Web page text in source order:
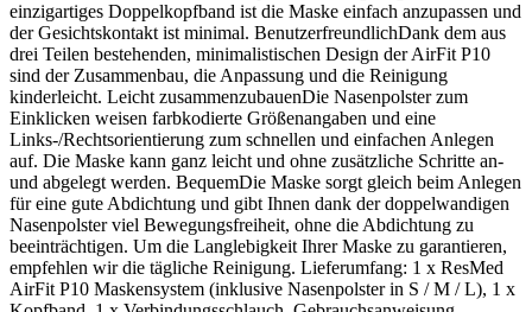
einzigartiges Doppelkopfband ist die Maske einfach anzupassen und
der Gesichtskontakt ist minimal. BenutzerfreundlichDank dem aus
drei Teilen bestehenden, minimalistischen Design der AirFit P10
sind der Zusammenbau, die Anpassung und die Reinigung
kinderleicht. Leicht zusammenzubauenDie Nasenpolster zum
Einklicken weisen farbkodierte Größenangaben und eine
Links-/Rechtsorientierung zum schnellen und einfachen Anlegen
auf. Die Maske kann ganz leicht und ohne zusätzliche Schritte an-
und abgelegt werden. BequemDie Maske sorgt gleich beim Anlegen
für eine gute Abdichtung und gibt Ihnen dank der doppelwandigen
Nasenpolster viel Bewegungsfreiheit, ohne die Abdichtung zu
beeinträchtigen. Um die Langlebigkeit Ihrer Maske zu garantieren,
empfehlen wir die tägliche Reinigung. Lieferumfang: 1 x ResMed
AirFit P10 Maskensystem (inklusive Nasenpolster in S / M / L), 1 x